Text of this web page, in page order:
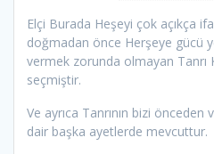
Elçi Burada Heşeyi çok açıkça
doğmadan önce Herşeye gücü
vermek zorunda olmayan Tanrı
seçmiştir.
Ve ayrıca Tanrının bizi
dair başka ayetlerde mevcuttur.